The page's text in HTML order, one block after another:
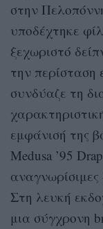
στην
υποδέχτηκε
ξεχωριστό
την
συνδύαζε τη
εμφάνισή της
Medusa ’95
αναγνωρίσιμες
Στη λευκή
μια σύγχρονη